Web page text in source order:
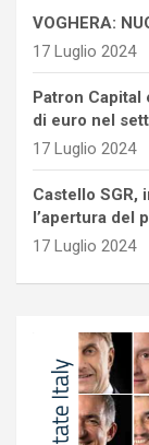
VOGHERA:
17 Luglio 2024
Patron Capital
di euro nel
17 Luglio 2024
Castello SGR,
l’apertura del
17 Luglio 2024